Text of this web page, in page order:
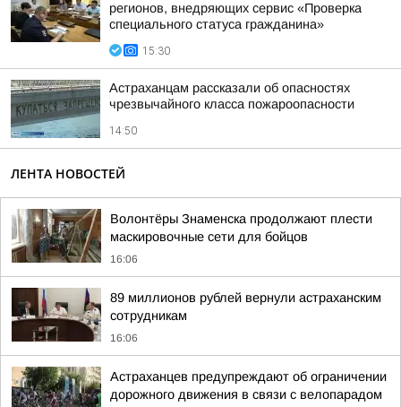
регионов, внедряющих сервис «Проверка
специального статуса гражданина»
15:30
Астраханцам рассказали об опасностях
чрезвычайного класса пожароопасности
14:50
ЛЕНТА НОВОСТЕЙ
Волонтёры Знаменска продолжают плести
маскировочные сети для бойцов
16:06
89 миллионов рублей вернули астраханским
сотрудникам
16:06
Астраханцев предупреждают об ограничении
дорожного движения в связи с велопарадом